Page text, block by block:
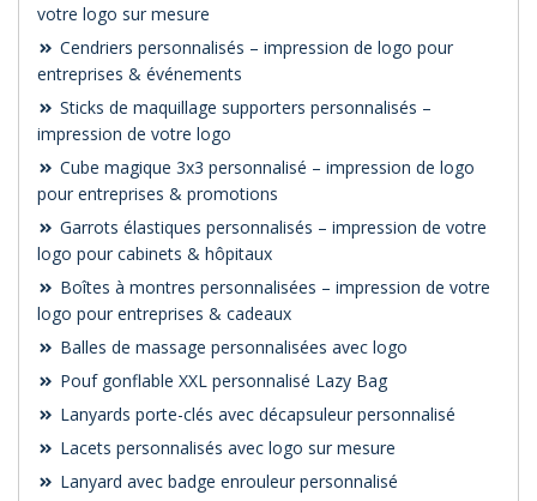
votre logo sur mesure
Cendriers personnalisés – impression de logo pour
entreprises & événements
Sticks de maquillage supporters personnalisés –
impression de votre logo
Cube magique 3x3 personnalisé – impression de logo
pour entreprises & promotions
Garrots élastiques personnalisés – impression de votre
logo pour cabinets & hôpitaux
Boîtes à montres personnalisées – impression de votre
logo pour entreprises & cadeaux
Balles de massage personnalisées avec logo
Pouf gonflable XXL personnalisé Lazy Bag
Lanyards porte-clés avec décapsuleur personnalisé
Lacets personnalisés avec logo sur mesure
Lanyard avec badge enrouleur personnalisé